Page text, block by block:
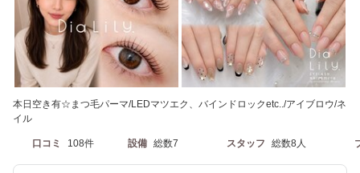
本日空き有☆まつ毛パーマ/LEDマツエク、バインドロックetc../アイブロウ/ネ
イル
口コミ 108件 設備 総数7 スタッフ 総数8人